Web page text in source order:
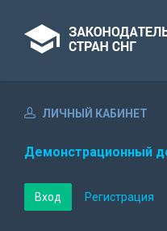
ЛИЧНЫЙ КАБИНЕТ
Демонстрационный
Вход Регистрация